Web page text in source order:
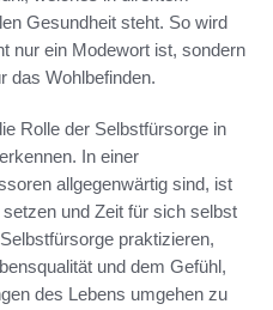
Gesundheit steht. So wird
nur ein Modewort ist, sondern
das Wohlbefinden.
Rolle der Selbstfürsorge in
In einer
allgegenwärtig sind, ist
und Zeit für sich selbst
praktizieren,
und dem Gefühl,
des Lebens umgehen zu